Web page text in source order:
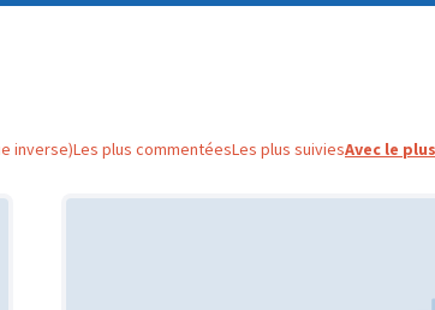
inverse)Les plus commentéesLes plus suiviesAvec le